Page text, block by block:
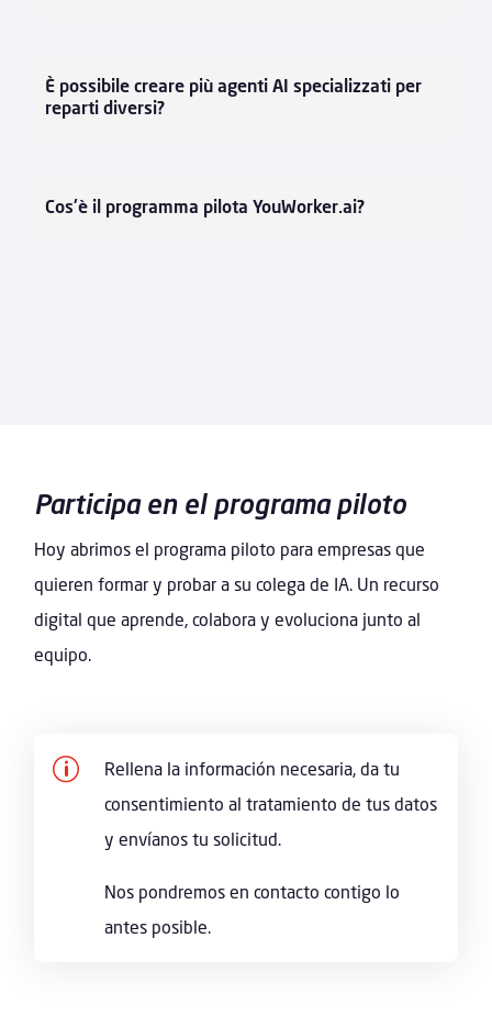
È possibile creare più agenti AI specializzati per
reparti diversi?
Cos'è il programma pilota YouWorker.ai?
Participa en el programa piloto
Hoy abrimos el programa piloto para empresas que
quieren formar y probar a su colega de IA. Un recurso
digital que aprende, colabora y evoluciona junto al
equipo.
p
Rellena la información necesaria, da tu
consentimiento al tratamiento de tus datos
y envíanos tu solicitud.
Nos pondremos en contacto contigo lo
antes posible.